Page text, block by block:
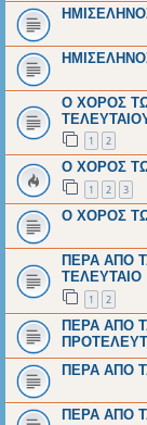
Ο ΧΟΡΟΣ
1 2
Ο ΧΟΡΟΣ
1 2 3
Ο ΧΟΡΟΣ
ΠΕΡΑ ΑΠΟ
ΤΕΛΕΥΤΑΙΟ
1 2
ΠΕΡΑ ΑΠΟ
ΠΕΡΑ ΑΠΟ
ΠΕΡΑ ΑΠΟ